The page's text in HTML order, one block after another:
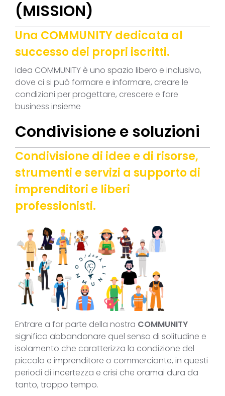
(MISSION)
Una COMMUNITY dedicata al
successo dei propri iscritti.
Idea COMMUNITY è uno spazio libero e inclusivo,
dove ci si può formare e informare, creare le
condizioni per progettare, crescere e fare
business insieme
Condivisione e soluzioni
Condivisione di idee e di risorse,
strumenti e servizi a supporto di
imprenditori e liberi
professionisti.
Entrare a far parte della nostra COMMUNITY
significa abbandonare quel senso di solitudine e
isolamento che caratterizza la condizione del
piccolo e imprenditore o commerciante, in questi
periodi di incertezza e crisi che oramai dura da
tanto, troppo tempo.